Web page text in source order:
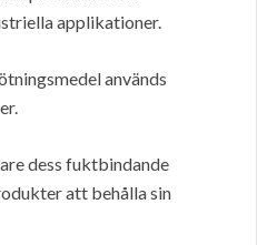
applikationer.
används
dess fuktbindande
att behålla sin